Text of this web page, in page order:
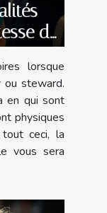
lorsque
ou steward.
en qui sont
physiques
ceci, la
vous sera